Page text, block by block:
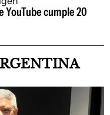
YouTube cumple 20